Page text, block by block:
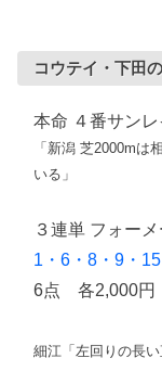
コウテイ・下田
本命 ４番サン
「新潟 芝2000mは
いる」
３連単 フォー
1・6・8・9・
6点 各2,000円
細江「左回りの長